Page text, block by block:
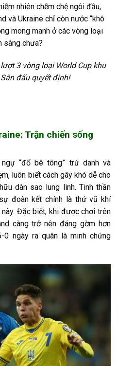
nhiên chễm chệ ngôi đầu,
và Ukraine chỉ còn nước “khô
mong manh ở các vòng loại
sàng chưa?
3 vòng loại World Cup khu
đấu quyết định!
Trận chiến sống
“đổ bê tông” trứ danh và
luôn biết cách gây khó dễ cho
dàn sao lung linh. Tinh thần
đoàn kết chính là thứ vũ khí
Đặc biệt, khi được chơi trên
càng trở nên đáng gờm hơn
0 ngày ra quân là minh chứng